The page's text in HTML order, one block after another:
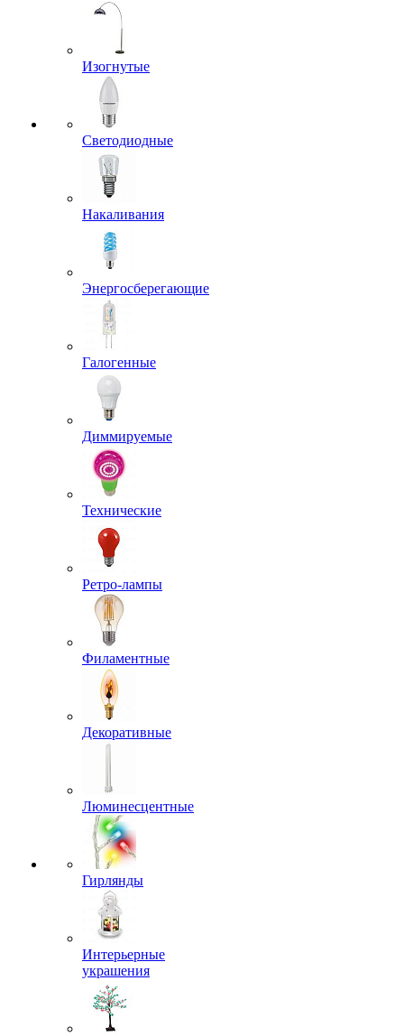
Изогнутые
Светодиодные
Накаливания
Энергосберегающие
Галогенные
Диммируемые
Технические
Ретро-лампы
Филаментные
Декоративные
Люминесцентные
Гирлянды
Интерьерные
украшения